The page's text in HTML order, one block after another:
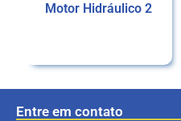
Motor Hidráulico 2
Entre em contato